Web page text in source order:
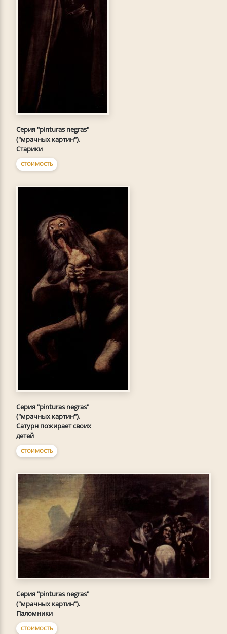
Серия "pinturas negras"
("мрачных картин").
Старики
СТОИМОСТЬ
Серия "pinturas negras"
("мрачных картин").
Сатурн пожирает своих
детей
СТОИМОСТЬ
Серия "pinturas negras"
("мрачных картин").
Паломники
СТОИМОСТЬ